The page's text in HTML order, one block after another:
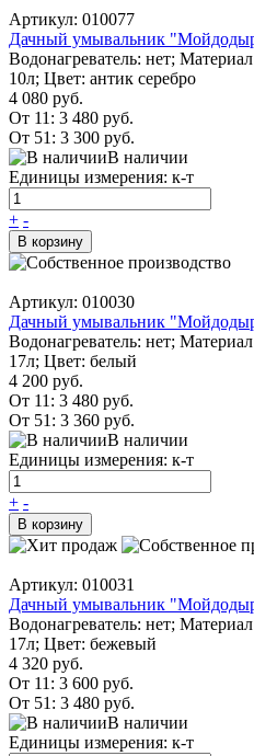
Артикул: 010077
Дачный умывальник
Водонагреватель: нет;
10л; Цвет: антик серебро
4 080 руб.
От 11: 3 480 руб.
От 51: 3 300 руб.
В наличии
Единицы измерения: к-т
+ -
В корзину
Артикул: 010030
Дачный умывальник
Водонагреватель: нет;
17л; Цвет: белый
4 200 руб.
От 11: 3 480 руб.
От 51: 3 360 руб.
В наличии
Единицы измерения: к-т
+ -
В корзину
Артикул: 010031
Дачный умывальник
Водонагреватель: нет;
17л; Цвет: бежевый
4 320 руб.
От 11: 3 600 руб.
От 51: 3 480 руб.
В наличии
Единицы измерения: к-т